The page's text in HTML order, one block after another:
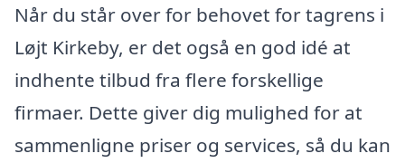
Når du står over for behovet for tagrens i
Løjt Kirkeby, er det også en god idé at
indhente tilbud fra flere forskellige
firmaer. Dette giver dig mulighed for at
sammenligne priser og services, så du kan